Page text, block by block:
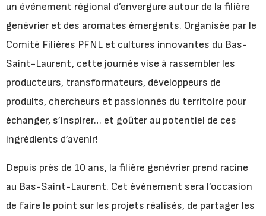
un événement régional d’envergure autour de la filière
genévrier et des aromates émergents. Organisée par le
Comité Filières PFNL et cultures innovantes du Bas-
Saint-Laurent, cette journée vise à rassembler les
producteurs, transformateurs, développeurs de
produits, chercheurs et passionnés du territoire pour
échanger, s’inspirer… et goûter au potentiel de ces
ingrédients d’avenir!
Depuis près de 10 ans, la filière genévrier prend racine
au Bas-Saint-Laurent. Cet événement sera l’occasion
de faire le point sur les projets réalisés, de partager les